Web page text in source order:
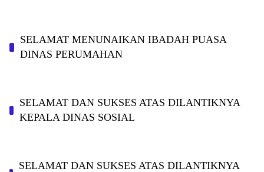
SELAMAT MENUNAIKAN IBADAH PUASA
DINAS PERUMAHAN
SELAMAT DAN SUKSES ATAS DILANTIKNYA
KEPALA DINAS SOSIAL
SELAMAT DAN SUKSES ATAS DILANTIKNYA